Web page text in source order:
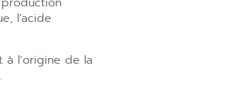
l’acide
l’origine de la
.